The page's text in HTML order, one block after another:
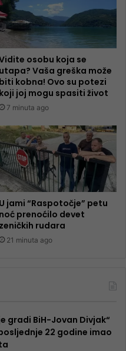
osobu koja se
utapa? Vaša greška može
biti kobna! Ovo su potezi
koji joj mogu spasiti život
7 minuta ago
U jami “Raspotočje” petu
noć prenoćilo devet
zeničkih rudara
21 minuta ago
gradi BiH-Jovan Divjak“
22 godine imao